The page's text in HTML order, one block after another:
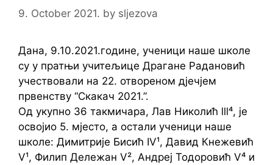
9. October 2021. by sljezova
Дана, 9.10.2021.године, ученици наше школе
су у пратњи учитељице Драгане Радановић
учествовали на 22. отвореном дјечјем
првенству “Скакач 2021.”.
Од укупно 36 такмичара, Лав Николић lll⁴, је
освојио 5. мјесто, а остали ученици наше
школе: Димитрије Бисић IV¹, Давид Кнежевић
V¹, Филип Дележан V², Андреј Тодоровић V⁴ и